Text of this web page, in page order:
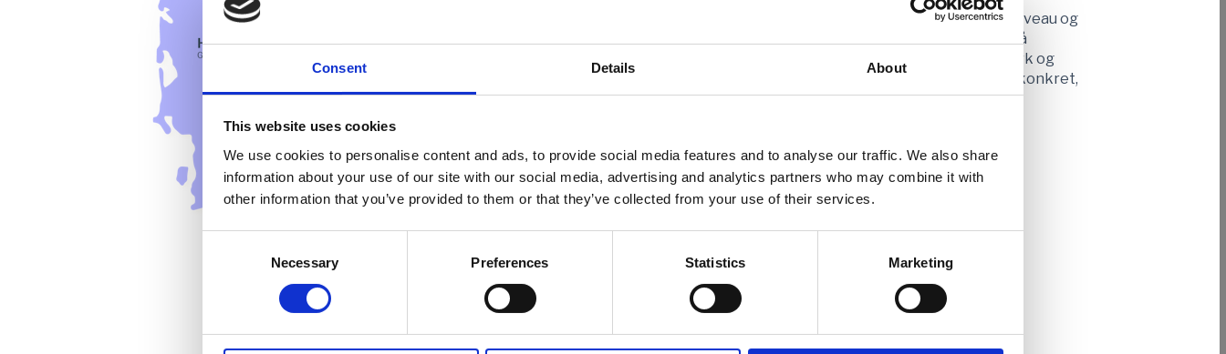
Consent Details About
This website uses cookies
We use cookies to personalise content and ads, to provide social media features and to analyse our traffic. We also share
information about your use of our site with our social media, advertising and analytics partners who may combine it with
other information that you’ve provided to them or that they’ve collected from your use of their services.
Necessary Preferences Statistics Marketing
De enkelte dage er målrettet det specifikke uddannelsesniveau og
giver deltagerne mulighed for at præsentere deres idéer, få
feedback fra dommere og erhvervsliv, styrke deres netværk og
dyste om attraktive præmier. Her bliver entreprenørskab konkret,
praksisnært og meningsfuldt.